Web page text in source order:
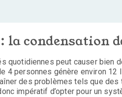
la condensation
quotidiennes peut causer bien
4 personnes génère environ 12
des problèmes tels que
impératif d’opter pour un